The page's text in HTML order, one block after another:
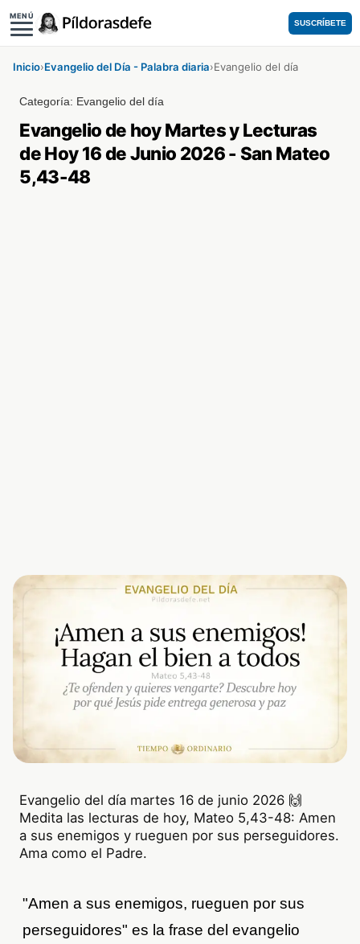
MENÚ
SUSCRÍBETE
Inicio›Evangelio del Día - Palabra diaria›Evangelio del día
Categoría: Evangelio del día
Evangelio de hoy Martes y Lecturas
de Hoy 16 de Junio 2026 - San Mateo
5,43-48
Evangelio del día martes 16 de junio 2026 🙌
Medita las lecturas de hoy, Mateo 5,43-48: Amen
a sus enemigos y rueguen por sus perseguidores.
Ama como el Padre.
"Amen a sus enemigos, rueguen por sus
perseguidores" es la frase del evangelio